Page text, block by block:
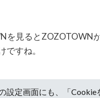
を見るとZOZOTOWN
ですね。
設定画面にも、「